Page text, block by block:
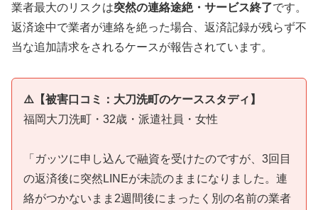
業者最大のリスクは突然の連絡途絶・サービス終了です。
返済途中で業者が連絡を絶った場合、返済記録が残らず不
当な追加請求をされるケースが報告されています。
⚠️【被害口コミ：大刀洗町のケーススタディ】
福岡大刀洗町・32歳・派遣社員・女性
「ガッツに申し込んで融資を受けたのですが、3回目
の返済後に突然LINEが未読のままになりました。連
絡がつかないまま2週間後にまったく別の名前の業者